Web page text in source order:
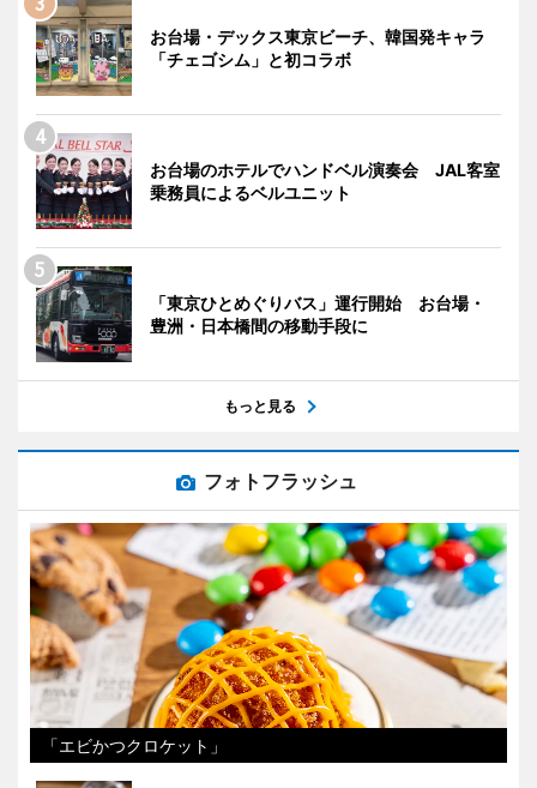
お台場・デックス東京ビーチ、韓国発キャラ
「チェゴシム」と初コラボ
お台場のホテルでハンドベル演奏会 JAL客室
乗務員によるベルユニット
「東京ひとめぐりバス」運行開始 お台場・
豊洲・日本橋間の移動手段に
もっと見る
フォトフラッシュ
「エビかつクロケット」